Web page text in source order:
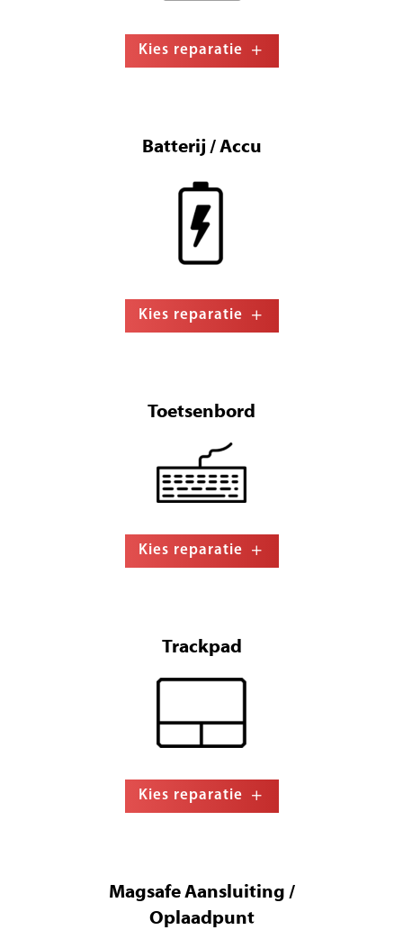
Kies reparatie
Batterij / Accu
Kies reparatie
Toetsenbord
Kies reparatie
Trackpad
Kies reparatie
Magsafe Aansluiting /
Oplaadpunt